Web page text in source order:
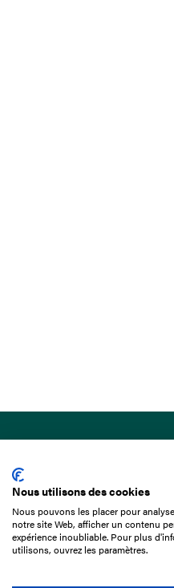
15 Boulevard de
75017 Paris
+33 1 49 10 20 29
Nous utilisons des cookies
Nous pouvons les placer pour
notre site Web, afficher un contenu
expérience inoubliable. Pour plus
utilisons, ouvrez les paramètres.